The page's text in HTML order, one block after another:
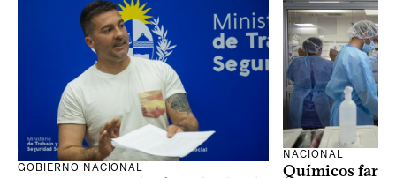
GOBIERNO NACIONAL
NACIONAL
Químicos